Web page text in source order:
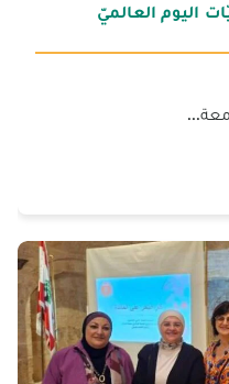
اليوم العالميّ